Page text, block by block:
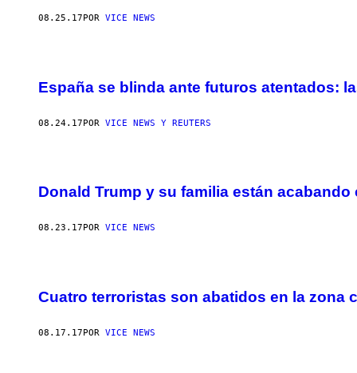
08.25.17 POR VICE NEWS
España se blinda ante futuros atentados:
08.24.17POR VICE NEWS Y REUTERS
Donald Trump y su familia están
08.23.17 POR VICE NEWS
Cuatro terroristas son abatidos en la zona
08.17.17POR VICE NEWS